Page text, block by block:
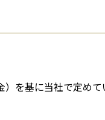
を基に当社で定めて